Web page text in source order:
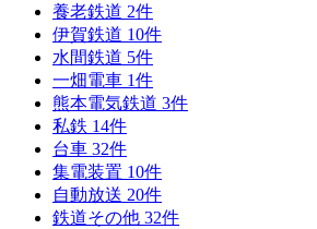
養老鉄道 2件
伊賀鉄道 10件
水間鉄道 5件
一畑電車 1件
熊本電気鉄道 3件
私鉄 14件
台車 32件
集電装置 10件
自動放送 20件
鉄道その他 32件